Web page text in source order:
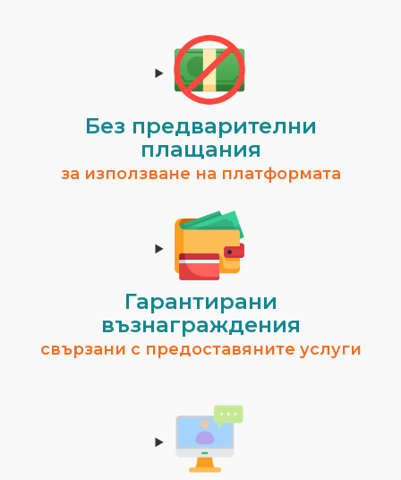
Без предварителни
плащания
за използване на платформата
Гарантирани
възнаграждения
свързани с предоставяните услуги